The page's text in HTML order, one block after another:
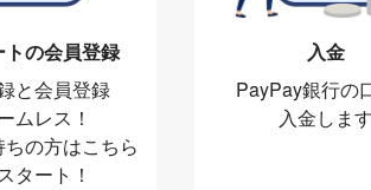
トの会員登録
と会員登録
ムレス！
の方はこちら
タート！
入金
PayPay銀行の
入金します